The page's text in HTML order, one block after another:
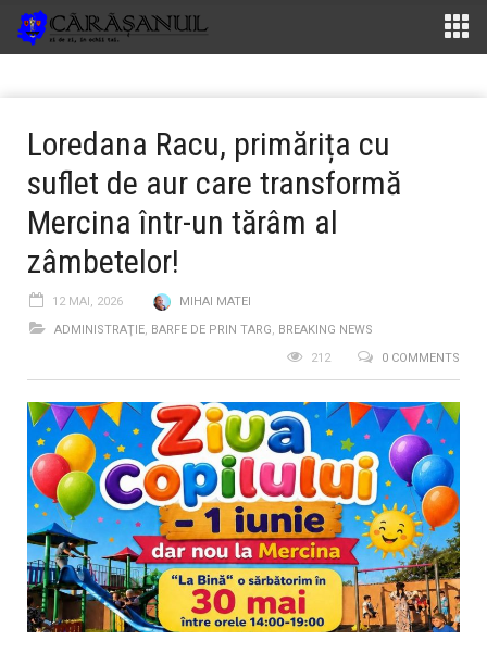
Loredana Racu, primărița cu
suflet de aur care transformă
Mercina într-un tărâm al
zâmbetelor!
12 MAI, 2026
MIHAI MATEI
ADMINISTRAŢIE, BARFE DE PRIN TARG, BREAKING NEWS
0 COMMENTS
212